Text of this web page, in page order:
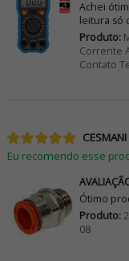
Achei
leitura só
Produto:
Corrente
Contato
Eu recomendo esse
Ótimo
Produto:
08